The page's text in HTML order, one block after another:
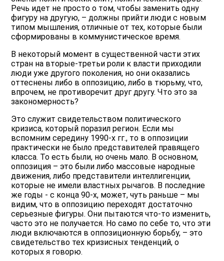
Речь идет не просто о том, чтобы заменить одну
фигуру на другую, – должны прийти люди с новым
типом мышления, отличные от тех, которые были
сформированы в коммунистическое время.
В некоторый момент в существенной части этих
стран на вторые-третьи роли к власти приходили
люди уже другого поколения, но они оказались
оттеснены либо в оппозицию, либо в тюрьму, что,
впрочем, не противоречит друг другу. Что это за
закономерность?
Это служит свидетельством политического
кризиса, который поразил регион. Если мы
вспомним середину 1990-х гг., то в оппозиции
практически не было представителей правящего
класса. То есть были, но очень мало. В основном,
оппозиция – это были либо массовые народные
движения, либо представители интеллигенции,
которые не имели властных рычагов. В последние
же годы - с конца 90-х, может, чуть раньше – мы
видим, что в оппозицию переходят достаточно
серьезные фигуры. Они пытаются что-то изменить,
часто это не получается. Но само по себе то, что эти
люди включаются в оппозиционную борьбу, – это
свидетельство тех кризисных тенденций, о
которых я говорю.